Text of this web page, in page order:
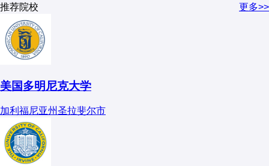
推荐院校
更多>>
美国多明尼克大学
加利福尼亚州圣拉斐尔市